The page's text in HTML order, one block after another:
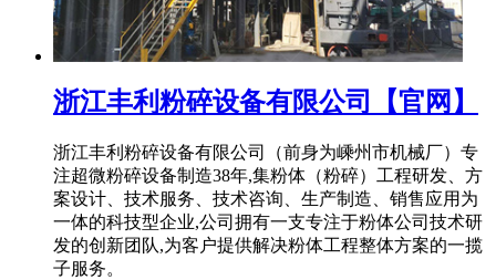
浙江丰利粉碎设备有限公司【官网】
浙江丰利粉碎设备有限公司（前身为嵊州市机械厂）专
注超微粉碎设备制造38年,集粉体（粉碎）工程研发、方
案设计、技术服务、技术咨询、生产制造、销售应用为
一体的科技型企业,公司拥有一支专注于粉体公司技术研
发的创新团队,为客户提供解决粉体工程整体方案的一揽
子服务。